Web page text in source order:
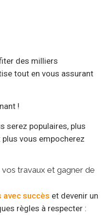
des milliers
tout en vous assurant
!
serez populaires, plus
vous empocherez
travaux et gagner de
avec succès et devenir un
règles à respecter :